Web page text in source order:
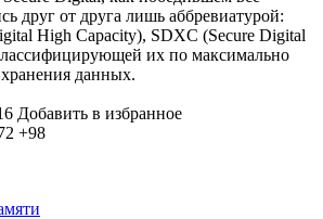
друг от друга лишь аббревиатурой:
High Capacity), SDXC (Secure Digital
их по максимально
данных.
Добавить в избранное
+98